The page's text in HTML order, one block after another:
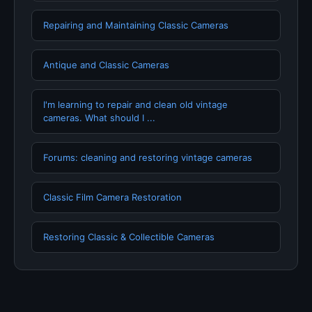
Repairing and Maintaining Classic Cameras
Antique and Classic Cameras
I'm learning to repair and clean old vintage
cameras. What should I ...
Forums: cleaning and restoring vintage cameras
Classic Film Camera Restoration
Restoring Classic & Collectible Cameras